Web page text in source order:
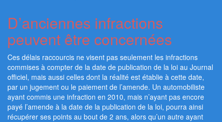
D’anciennes infractions
peuvent être concernées
Ces délais raccourcis ne visent pas seulement les infractions
commises à compter de la date de publication de la loi au Journal
officiel, mais aussi celles dont la réalité est établie à cette date,
par un jugement ou le paiement de l’amende. Un automobiliste
ayant commis une infraction en 2010, mais n’ayant pas encore
payé l’amende à la date de la publication de la loi, pourra ainsi
récupérer ses points au bout de 2 ans, alors qu’un autre ayant